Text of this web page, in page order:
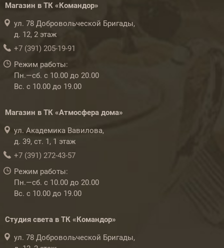
Магазин в ТК «Командор»
ул. 78 Добровольческой Бригады,
д. 12, 2 этаж
+7 (391) 205-19-91
Режим работы:
Пн.—сб. с 10.00 до 20.00
Вс. с 10.00 до 19.00
Магазин в ТК «Атмосфера дома»
ул. Академика Вавилова,
д. 39, ст. 1, 1 этаж
+7 (391) 272-43-57
Режим работы:
Пн.—сб. с 10.00 до 20.00
Вс. с 10.00 до 19.00
Студия света в ТК «Командор»
ул. 78 Добровольческой Бригады,